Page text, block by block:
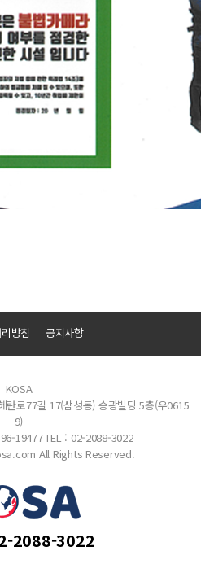
방침 공지사항
KOSA
란로77길 17(삼성동) 승광빌딩 5층(우0615
9)
19477TEL : 02-2088-3022
All Rights Reserved.
2088-3022